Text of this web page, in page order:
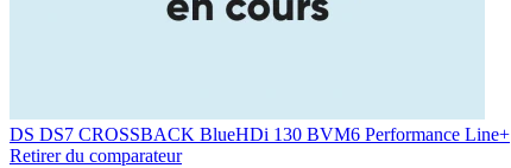
DS DS7 CROSSBACK BlueHDi 130 BVM6 Performance Line+
Retirer du comparateur